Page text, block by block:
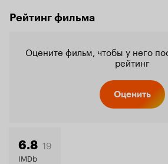
Рейтинг фильма
Оцените фильм, чтобы у него
рейтинг
Оценить
6.8 19
IMDb